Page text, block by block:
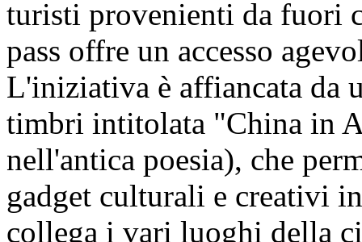
turisti provenienti da fuori
pass offre un accesso
L'iniziativa è affiancata da
timbri intitolata "China in
nell'antica poesia), che
gadget culturali e creativi
collega i vari luoghi della